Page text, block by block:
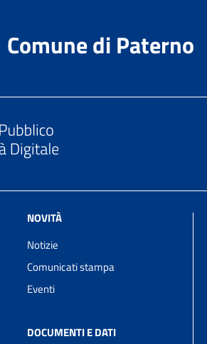
Comune di Paterno
NOVITÀ
Notizie
Comunicati stampa
Eventi
DOCUMENTI E DATI